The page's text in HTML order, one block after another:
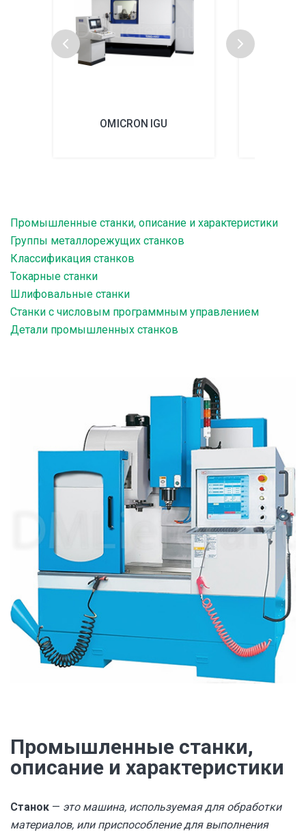
OMICRON IGU
Промышленные станки, описание и характеристики
Группы металлорежущих станков
Классификация станков
Токарные станки
Шлифовальные станки
Станки с числовым программным управлением
Детали промышленных станков
Промышленные станки,
описание и характеристики
Станок — это машина, используемая для обработки
материалов, или приспособление для выполнения